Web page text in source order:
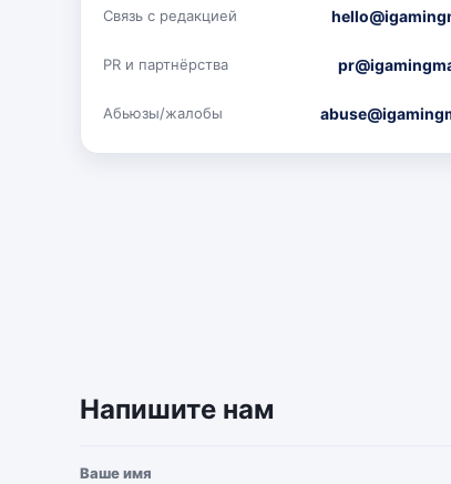
Связь с редакцией
PR и партнёрства
Абьюзы/жалобы
Напишите нам
Ваше имя